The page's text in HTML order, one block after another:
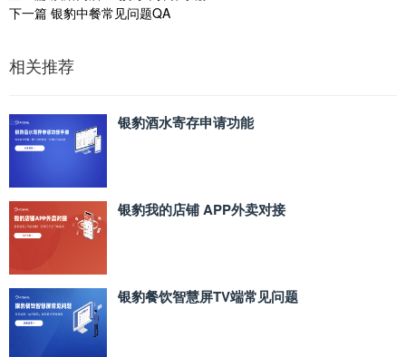
下一篇 银豹中餐常见问题QA
相关推荐
银豹酒水寄存申请功能
银豹我的店铺 APP外卖对接
银豹餐饮智慧屏TV端常见问题